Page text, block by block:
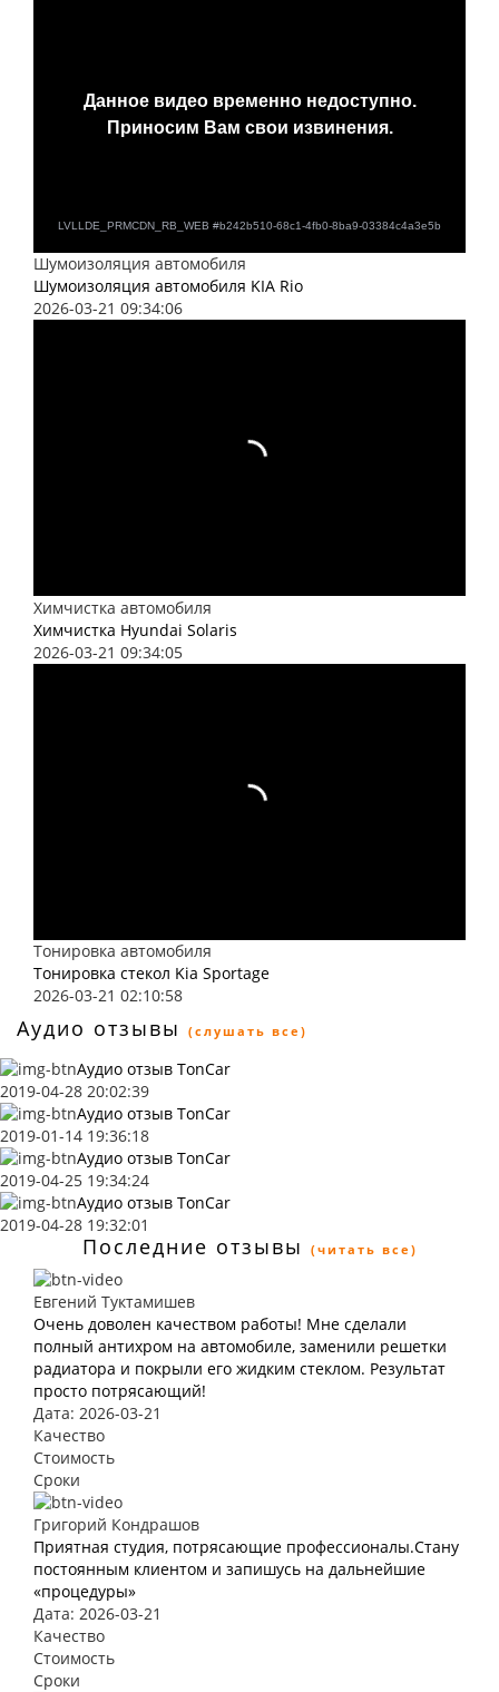
Шумоизоляция автомобиля
Шумоизоляция автомобиля KIA Rio
2026-03-21 09:34:06
Химчистка автомобиля
Химчистка Hyundai Solaris
2026-03-21 09:34:05
Тонировка автомобиля
Тонировка стекол Kia Sportage
2026-03-21 02:10:58
Аудио отзывы (слушать все)
Аудио отзыв TonCar
2019-04-28 20:02:39
Аудио отзыв TonCar
2019-01-14 19:36:18
Аудио отзыв TonCar
2019-04-25 19:34:24
Аудио отзыв TonCar
2019-04-28 19:32:01
Последние отзывы (читать все)
Евгений Туктамишев
Очень доволен качеством работы! Мне сделали
полный антихром на автомобиле, заменили решетки
радиатора и покрыли его жидким стеклом. Результат
просто потрясающий!
Дата: 2026-03-21
Качество
Стоимость
Сроки
Григорий Кондрашов
Приятная студия, потрясающие профессионалы.Стану
постоянным клиентом и запишусь на дальнейшие
«процедуры»
Дата: 2026-03-21
Качество
Стоимость
Сроки